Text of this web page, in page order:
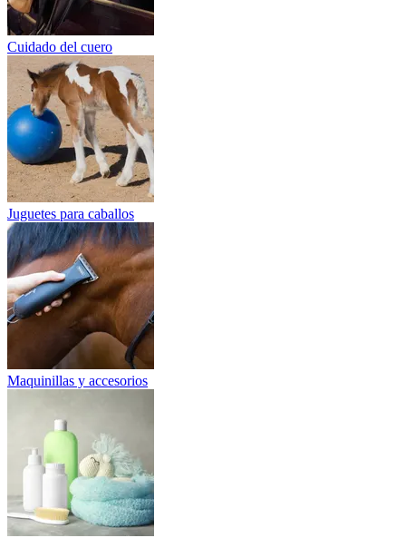
Cuidado del cuero
Juguetes para caballos
Maquinillas y accesorios